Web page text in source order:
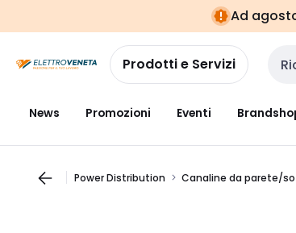
navigazionealla
pagina
Ad
Prodotti e Servizi
News Promozioni Eventi
Power Distribution Canaline da parete/